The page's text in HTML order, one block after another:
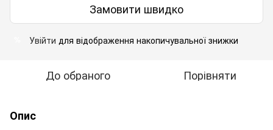
Замовити швидко
Увійти для відображення накопичувальної знижки
До обраного Порівняти
Опис